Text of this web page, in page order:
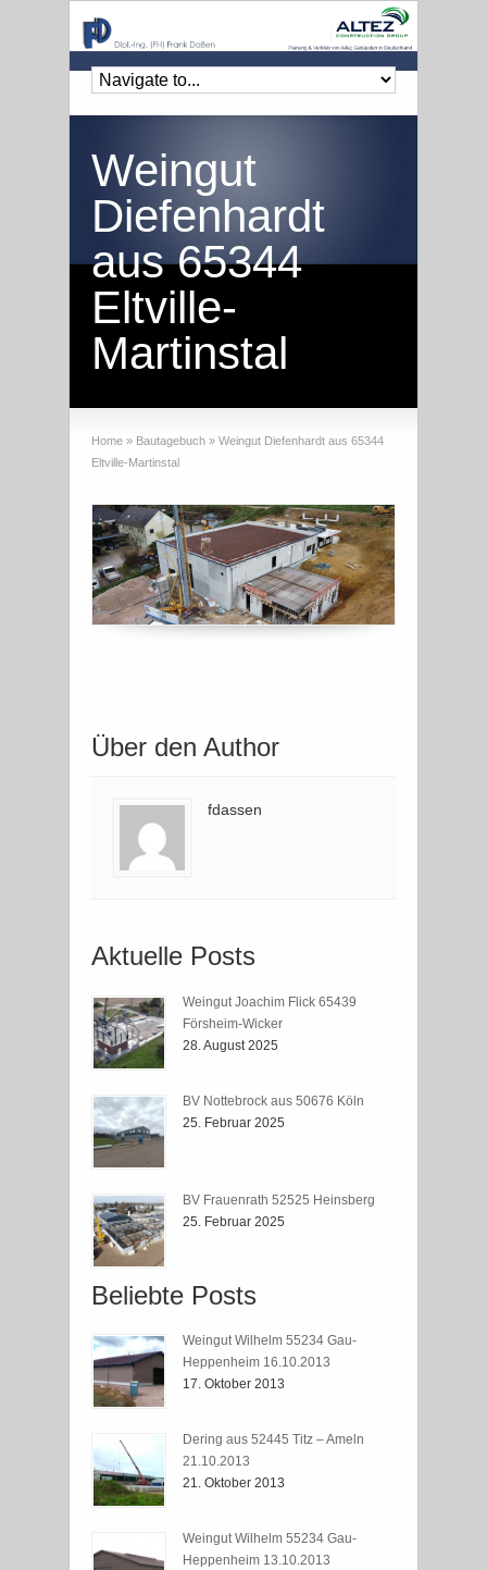
Weingut
Diefenhardt
aus 65344
Eltville-
Martinstal
Home » Bautagebuch » Weingut Diefenhardt aus 65344
Eltville-Martinstal
Über den Author
fdassen
Aktuelle Posts
Weingut Joachim Flick 65439
Försheim-Wicker
28. August 2025
BV Nottebrock aus 50676 Köln
25. Februar 2025
BV Frauenrath 52525 Heinsberg
25. Februar 2025
Beliebte Posts
Weingut Wilhelm 55234 Gau-
Heppenheim 16.10.2013
17. Oktober 2013
Dering aus 52445 Titz – Ameln
21.10.2013
21. Oktober 2013
Weingut Wilhelm 55234 Gau-
Heppenheim 13.10.2013